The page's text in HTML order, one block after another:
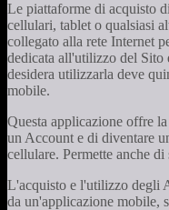
Le piattaforme di acquisto
cellulari, tablet o qualsiasi
collegato alla rete Internet
dedicata all'utilizzo del
desidera utilizzarla deve
mobile.
Questa applicazione offre
un Account e di diventare
cellulare. Permette anche
L'acquisto e l'utilizzo degli
da un'applicazione mobile,